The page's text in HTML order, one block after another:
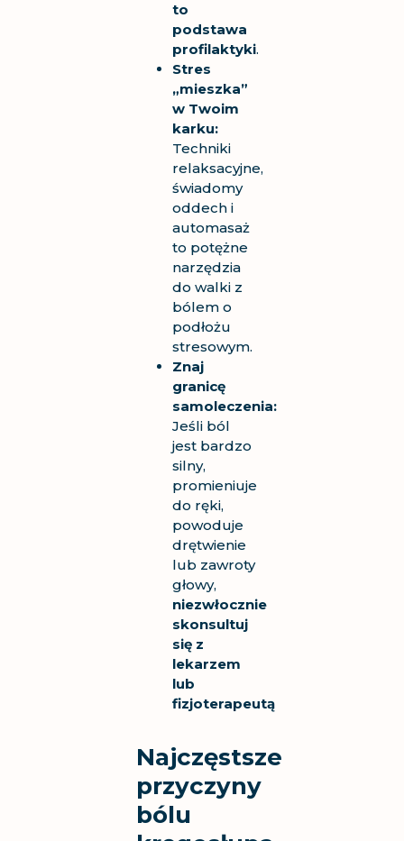
to
podstawa
profilaktyki.
Stres
„mieszka”
w Twoim
karku:
Techniki
relaksacyjne,
świadomy
oddech i
automasaż
to potężne
narzędzia
do walki z
bólem o
podłożu
stresowym.
Znaj
granicę
samoleczenia:
Jeśli ból
jest bardzo
silny,
promieniuje
do ręki,
powoduje
drętwienie
lub zawroty
głowy,
niezwłocznie
skonsultuj
się z
lekarzem
lub
fizjoterapeutą
Najczęstsze
przyczyny
bólu